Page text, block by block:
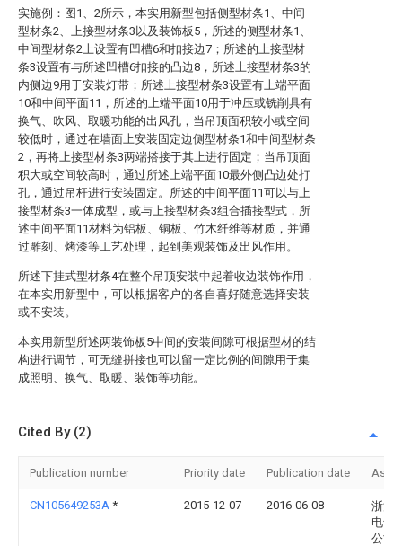
实施例：图1、2所示，本实用新型包括侧型材条1、中间
型材条2、上接型材条3以及装饰板5，所述的侧型材条1、
中间型材条2上设置有凹槽6和扣接边7；所述的上接型材
条3设置有与所述凹槽6扣接的凸边8，所述上接型材条3的
内侧边9用于安装灯带；所述上接型材条3设置有上端平面
10和中间平面11，所述的上端平面10用于冲压或铣削具有
换气、吹风、取暖功能的出风孔，当吊顶面积较小或空间
较低时，通过在墙面上安装固定边侧型材条1和中间型材条
2，再将上接型材条3两端搭接于其上进行固定；当吊顶面
积大或空间较高时，通过所述上端平面10最外侧凸边处打
孔，通过吊杆进行安装固定。所述的中间平面11可以与上
接型材条3一体成型，或与上接型材条3组合插接型式，所
述中间平面11材料为铝板、铜板、竹木纤维等材质，并通
过雕刻、烤漆等工艺处理，起到美观装饰及出风作用。
所述下挂式型材条4在整个吊顶安装中起着收边装饰作用，
在本实用新型中，可以根据客户的各自喜好随意选择安装
或不安装。
本实用新型所述两装饰板5中间的安装间隙可根据型材的结
构进行调节，可无缝拼接也可以留一定比例的间隙用于集
成照明、换气、取暖、装饰等功能。
Cited By (2)
Publication number Priority date Publication date
CN105649253A * 2015-12-07 2016-06-08
浙江
电气
公司